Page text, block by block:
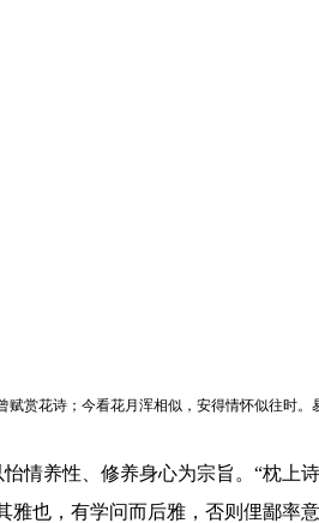
赋赏花诗；今看花月浑相似，安得情怀似往时。
情养性、修养身心为宗旨。“枕上
雅也，有学问而后雅，否则俚鄙率